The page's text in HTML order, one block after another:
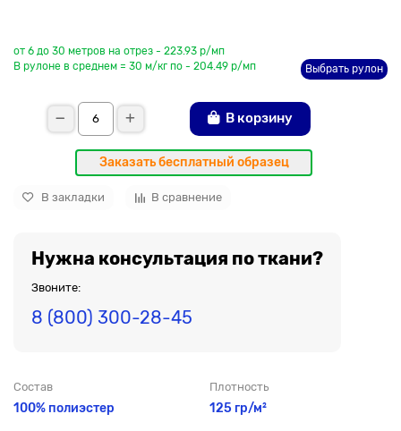
от 6 до 30 метров на отрез - 223.93 р/мп
В рулоне в среднем = 30 м/кг по - 204.49 р/мп
Выбрать рулон
В корзину
Заказать бесплатный образец
В закладки В сравнение
Нужна консультация по ткани?
Звоните:
8 (800) 300-28-45
Состав
100% полиэстер
Плотность
125 гр/м²